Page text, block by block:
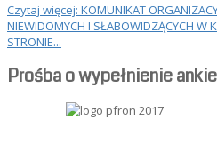
Czytaj więcej: KOMUNIKAT
NIEWIDOMYCH I SŁABOWIDZĄCYCH W
STRONIE...
Prośba o wypełnienie